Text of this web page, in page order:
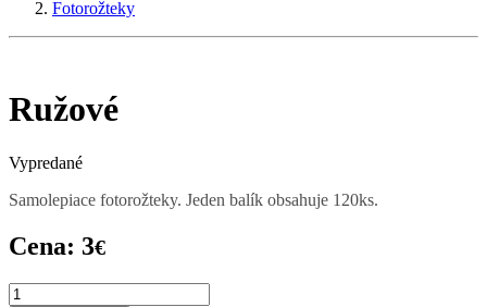
Fotorožteky
Ružové
Vypredané
Samolepiace fotorožteky. Jeden balík obsahuje 120ks.
Cena: 3€